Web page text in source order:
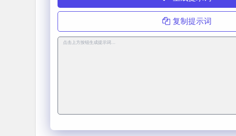
复制提示词